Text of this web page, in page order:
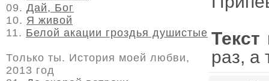
раз, а
09. Дай, Бог
10. Я живой
11. Белой акации гроздья душистые
Только ты. История моей любви,
2013 год